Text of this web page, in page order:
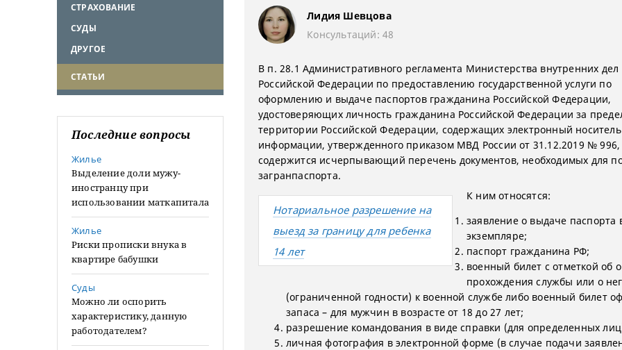
СТРАХОВАНИЕ
СУДЫ
ДРУГОЕ
СТАТЬИ
Последние вопросы
Жилье
Выделение доли мужу-
иностранцу при
использовании маткапитала
Жилье
Риски прописки внука в
квартире бабушки
Суды
Можно ли оспорить
характеристику, данную
работодателем?
Лидия Шевцова
Консультаций: 48
В п. 28.1 Административного регламента Министерства внутренних дел
Российской Федерации по предоставлению государственной услуги по
оформлению и выдаче паспортов гражданина Российской Федерации,
удостоверяющих личность гражданина Российской Федерации за
территории Российской Федерации, содержащих электронный носитель
информации, утвержденного приказом МВД России от 31.12.2019 № 996,
содержится исчерпывающий перечень документов, необходимых для
загранпаспорта.
Нотариальное разрешение на
выезд за границу для ребенка
14 лет
К ним относятся:
заявление о выдаче паспорта
экземпляре;
паспорт гражданина РФ;
военный билет с отметкой об
прохождения службы или о
(ограниченной годности) к военной службе либо военный билет
запаса – для мужчин в возрасте от 18 до 27 лет;
разрешение командования в виде справки (для определенных
личная фотография в электронной форме (в случае подачи